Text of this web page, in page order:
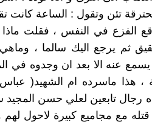
تئن وتقول : الساعة
الفزع في النفس ، فقلت ماذا
ثم يرجع اليك سالما ،
عنه الا بعد ان وجدوه في
، هذا ماسرده ام الشهيد(
مع مجاميع كبيرة لاحول لهم